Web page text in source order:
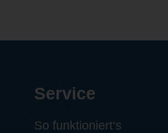
Service
So funktioniert‘s